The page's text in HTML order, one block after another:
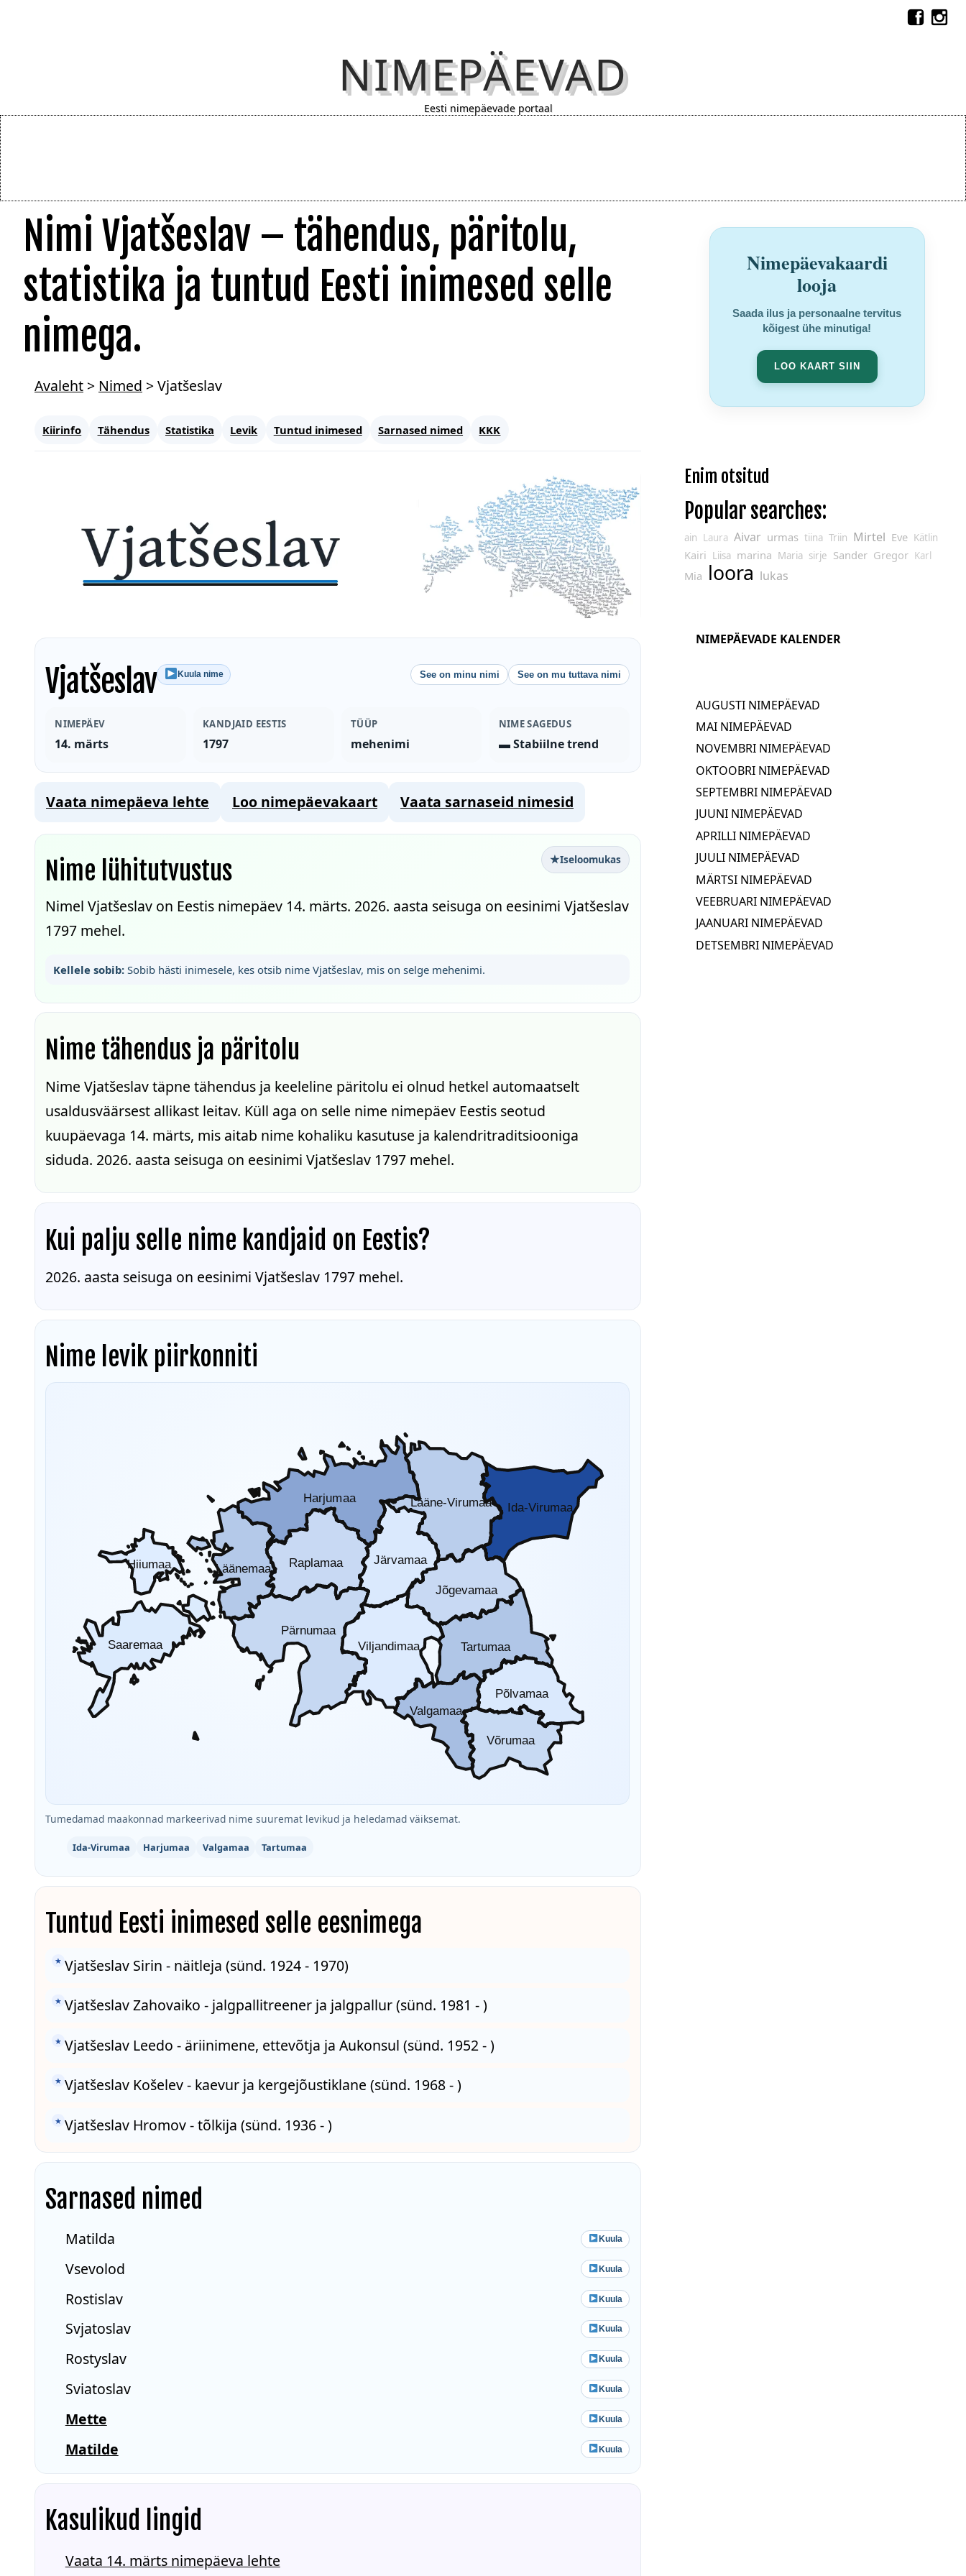
NIMEPÄEVAD
Eesti nimepäevade portaal
Nimi Vjatšeslav – tähendus, päritolu,
statistika ja tuntud Eesti inimesed selle
nimega.
Avaleht > Nimed >Vjatšeslav
Kiirinfo Tähendus Statistika Levik Tuntud inimesed Sarnased nimed KKK
Vjatšeslav Kuula nime See on minu nimi See on mu tuttava nimi
NIMEPÄEV
14. märts
KANDJAID EESTIS
1797
TÜÜP
mehenimi
NIME SAGEDUS
▬ Stabiilne trend
Vaata nimepäeva lehte Loo nimepäevakaart Vaata sarnaseid nimesid
Nime lühitutvustus Iseloomukas
Nimel Vjatšeslav on Eestis nimepäev 14. märts. 2026. aasta seisuga on eesinimi Vjatšeslav
1797 mehel.
Kellele sobib:Sobib hästi inimesele, kes otsib nime Vjatšeslav, mis on selge mehenimi.
Nime tähendus ja päritolu
Nime Vjatšeslav täpne tähendus ja keeleline päritolu ei olnud hetkel automaatselt
usaldusväärsest allikast leitav. Küll aga on selle nime nimepäev Eestis seotud
kuupäevaga 14. märts, mis aitab nime kohaliku kasutuse ja kalendritraditsiooniga
siduda. 2026. aasta seisuga on eesinimi Vjatšeslav 1797 mehel.
Kui palju selle nime kandjaid on Eestis?
2026. aasta seisuga on eesinimi Vjatšeslav 1797 mehel.
Nime levik piirkonniti
Hiiumaa
Saaremaa
Pärnumaa
Läänemaa Raplamaa
Harjumaa Lääne-Virumaa Ida-Virumaa
Järvamaa
Jõgevamaa
Viljandimaa Tartumaa
Põlvamaa
Võrumaa
Valgamaa
Tumedamad maakonnad markeerivad nime suuremat levikud ja heledamad väiksemat.
Ida-Virumaa Harjumaa Valgamaa Tartumaa
Tuntud Eesti inimesed selle eesnimega
★ Vjatšeslav Sirin - näitleja (sünd. 1924 - 1970)
★ Vjatšeslav Zahovaiko - jalgpallitreener ja jalgpallur (sünd. 1981 - )
★ Vjatšeslav Leedo - äriinimene, ettevõtja ja Aukonsul (sünd. 1952 - )
★ Vjatšeslav Košelev - kaevur ja kergejõustiklane (sünd. 1968 - )
★ Vjatšeslav Hromov - tõlkija (sünd. 1936 - )
Sarnased nimed
Matilda Kuula
Vsevolod Kuula
Rostislav Kuula
Svjatoslav Kuula
Rostyslav Kuula
Sviatoslav Kuula
Mette Kuula
Matilde Kuula
Kasulikud lingid
Vaata 14. märts nimepäeva lehte
Nimepäevakaardi
looja
Saada ilus ja personaalne tervitus
kõigest ühe minutiga!
LOO KAART SIIN
Enim otsitud
Popular searches:
ain Laura Aivar urmas tiina Triin Mirtel Eve Kätlin
Kairi Liisa marina Maria sirje Sander Gregor Karl
Mia loora lukas
NIMEPÄEVADE KALENDER
AUGUSTI NIMEPÄEVAD
MAI NIMEPÄEVAD
NOVEMBRI NIMEPÄEVAD
OKTOOBRI NIMEPÄEVAD
SEPTEMBRI NIMEPÄEVAD
JUUNI NIMEPÄEVAD
APRILLI NIMEPÄEVAD
JUULI NIMEPÄEVAD
MÄRTSI NIMEPÄEVAD
VEEBRUARI NIMEPÄEVAD
JAANUARI NIMEPÄEVAD
DETSEMBRI NIMEPÄEVAD